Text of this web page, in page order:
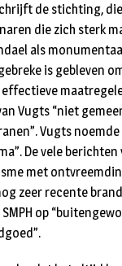
de stichting,
die zich sterk
als
is gebleven
Vugts “niet
Vugts noemde
De vele
met
zeer recente
op